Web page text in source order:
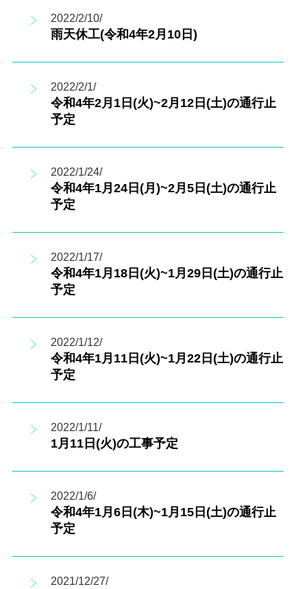
2022/2/10/
雨天休工(令和4年2月10日)
2022/2/1/
令和4年2月1日(火)~2月12日(土)の通行止
予定
2022/1/24/
令和4年1月24日(月)~2月5日(土)の通行止
予定
2022/1/17/
令和4年1月18日(火)~1月29日(土)の通行止
予定
2022/1/12/
令和4年1月11日(火)~1月22日(土)の通行止
予定
2022/1/11/
1月11日(火)の工事予定
2022/1/6/
令和4年1月6日(木)~1月15日(土)の通行止
予定
2021/12/27/